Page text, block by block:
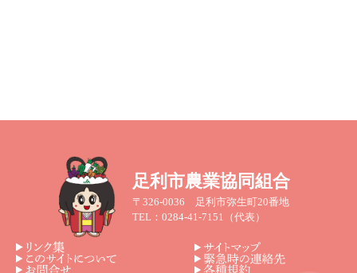
足利市農業協同組合
〒326-0036 足利市弥生町20番地
TEL：0284-41-7151（代表）